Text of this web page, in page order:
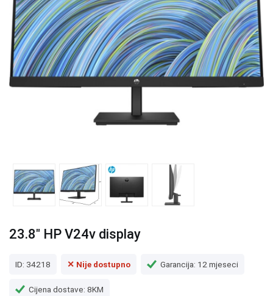
23.8" HP V24v display
ID: 34218 ✕ Nije dostupno Garancija: 12 mjeseci
Cijena dostave: 8KM